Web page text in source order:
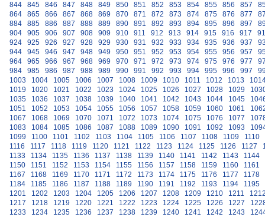
844
845 846 847 848 849 850 851 852 853 854 855 856 857
864
865 866 867 868 869 870 871 872 873 874 875 876 877
884
885 886 887 888 889 890 891 892 893 894 895 896 897
904
905 906 907 908 909 910 911 912 913 914 915 916 917
924
925 926 927 928 929 930 931 932 933 934 935 936 937
944
945 946 947 948 949 950 951 952 953 954 955 956 957
964
965 966 967 968 969 970 971 972 973 974 975 976 977
984
985 986 987 988 989 990 991 992 993 994 995 996 997
1003
1004 1005 1006 1007 1008 1009 1010 1011 1012 1013
1019
1020 1021 1022 1023 1024 1025 1026 1027 1028 1029
1035
1036 1037 1038 1039 1040 1041 1042 1043 1044 1045
1051
1052 1053 1054 1055 1056 1057 1058 1059 1060 1061
1067
1068 1069 1070 1071 1072 1073 1074 1075 1076 1077
1083
1084 1085 1086 1087 1088 1089 1090 1091 1092 1093
1099
1100 1101 1102 1103 1104 1105 1106 1107 1108 1109
1110
1116
1117 1118 1119 1120 1121 1122 1123 1124 1125 1126 1127
1133
1134 1135 1136 1137 1138 1139 1140 1141 1142 1143
1144
1150
1151 1152 1153 1154 1155 1156 1157 1158 1159 1160
1161
1167
1168 1169 1170 1171 1172 1173 1174 1175 1176 1177
1178
1184
1185 1186 1187 1188 1189 1190 1191 1192 1193 1194
1195
1201
1202 1203 1204 1205 1206 1207 1208 1209 1210 1211
1217
1218 1219 1220 1221 1222 1223 1224 1225 1226 1227
1233
1234 1235 1236 1237 1238 1239 1240 1241 1242 1243